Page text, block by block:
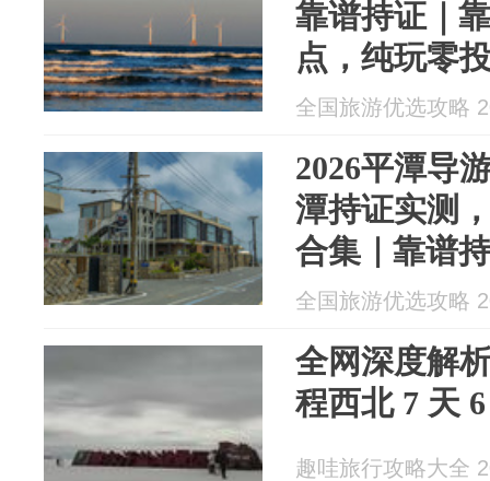
靠谱持证｜
点，纯玩零
全国旅游优选攻略
2026平潭导
潭持证实测
合集｜靠谱
全国旅游优选攻略
全网深度解
程西北 7 天
趣哇旅行攻略大全